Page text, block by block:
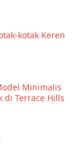
kotak Keren
Minimalis
di Terrace Hills